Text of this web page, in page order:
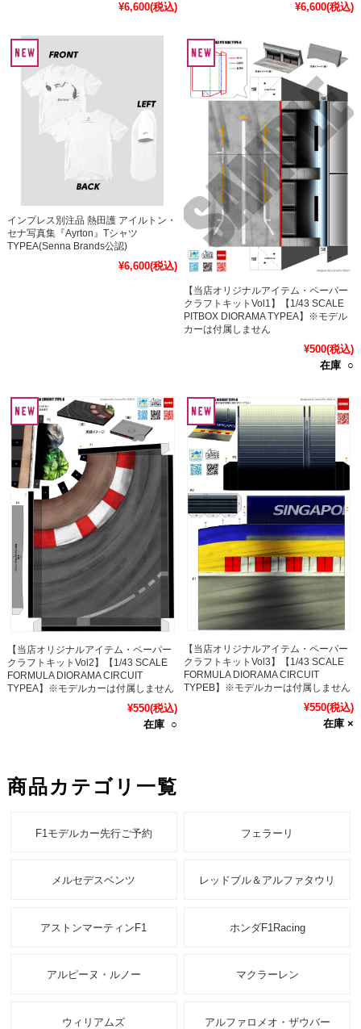
¥6,600(税込) ¥6,600(税込)
インプレス別注品 熱田護 アイルトン・
セナ写真集『Ayrton』Tシャツ
TYPEA(Senna Brands公認)
¥6,600(税込)
【当店オリジナルアイテム・ペーパー
クラフトキットVol1】【1/43 SCALE
PITBOX DIORAMA TYPEA】※モデル
カーは付属しません
¥500(税込)
在庫 ○
【当店オリジナルアイテム・ペーパー
クラフトキットVol2】【1/43 SCALE
FORMULA DIORAMA CIRCUIT
TYPEA】※モデルカーは付属しません
¥550(税込)
在庫 ○
【当店オリジナルアイテム・ペーパー
クラフトキットVol3】【1/43 SCALE
FORMULA DIORAMA CIRCUIT
TYPEB】※モデルカーは付属しません
¥550(税込)
在庫 ×
商品カテゴリ一覧
F1モデルカー先行ご予約 フェラーリ
メルセデスベンツ レッドブル＆アルファタウリ
アストンマーティンF1 ホンダF1Racing
アルピーヌ・ルノー マクラーレン
ウィリアムズ アルファロメオ・ザウバー